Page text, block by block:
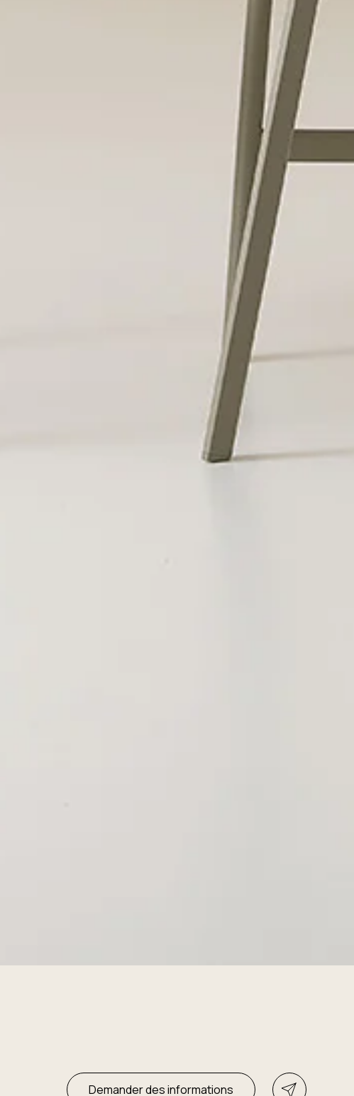
Demander des informations